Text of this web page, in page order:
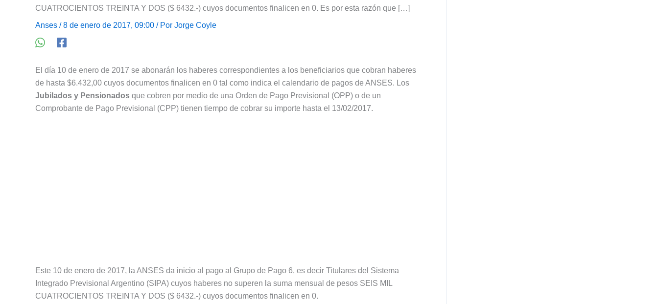
CUATROCIENTOS TREINTA Y DOS ($ 6432.-) cuyos documentos finalicen en 0. Es por esta razón que […]
Anses / 8 de enero de 2017, 09:00 / Por Jorge Coyle
El día 10 de enero de 2017 se abonarán los haberes correspondientes a los beneficiarios que cobran haberes
de hasta $6.432,00 cuyos documentos finalicen en 0 tal como indica el calendario de pagos de ANSES. Los
Jubilados y Pensionados que cobren por medio de una Orden de Pago Previsional (OPP) o de un
Comprobante de Pago Previsional (CPP) tienen tiempo de cobrar su importe hasta el 13/02/2017.
Este 10 de enero de 2017, la ANSES da inicio al pago al Grupo de Pago 6, es decir Titulares del Sistema
Integrado Previsional Argentino (SIPA) cuyos haberes no superen la suma mensual de pesos SEIS MIL
CUATROCIENTOS TREINTA Y DOS ($ 6432.-) cuyos documentos finalicen en 0.